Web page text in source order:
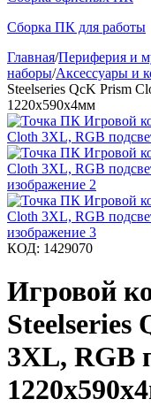
Сборка ПК для работы
Главная/Периферия и
наборы/Аксессуары и
Steelseries QcK Prism
1220x590x4мм
КОД: 1429070
Игровой
Steelseries
3XL, RGB